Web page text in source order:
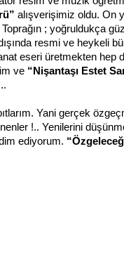
alışverişimiz oldu. On
; yoğruldukça
resmi ve heykeli
eseri üretmekten hep
ve “Nişantaşı Estet
..
Yani gerçek
!.. Yenilerini
ediyorum.